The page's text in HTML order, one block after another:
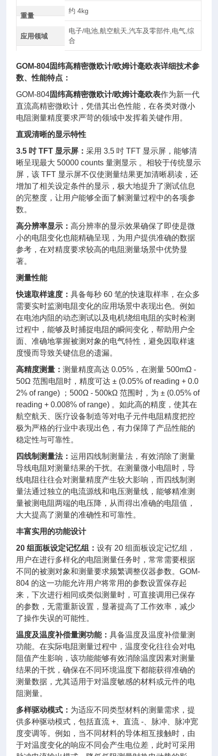
重量
约 4kg
应用领域
电子/电池,航空航天,汽车及零部件,电气,综
合
GOM-804固纬高精密微欧计/欧姆计毫欧表详细技术参
数、性能特点：
GOM-804固纬高精密微欧计/欧姆计毫欧表作为新一代
直流高精密微欧计，凭借其出色性能，在各类对微小
电阻测量精度要求严苛的领域中发挥着关键作用。
直观清晰的显示特性
3.5 吋 TFT 显示屏：采用 3.5 吋 TFT 显示屏，能够清
晰呈现最大 50000 counts 量测显示 。相较于传统显示
屏，该 TFT 显示屏不仅使测量结果更加清晰易读，还
增加了相关设定条件的显示，极大地提升了测试信息
的完整度，让用户能够全面了解测量过程中的各项参
数。
高分辨率显示：高分辨率的显示效果确保了即使是微
小的电阻变化也能精确呈现，为用户提供准确的数据
参考，在对精度要求较高的电阻测量场景中优势显
著。
测量性能
快速取样速度：具备每秒 60 笔的快速取样率，在众多
需要实时监测电阻变化的应用场景中表现出色。例如
在电池内阻的动态测试以及电机绕组电阻的实时检测
过程中，能够及时捕捉电阻的瞬间变化，帮助用户全
面、准确地掌握被测对象的电气特性，避免因取样速
度慢而导致关键信息的遗漏。
高精度测量：测量精度高达 0.05%，在测量 500mΩ -
50Ω 范围电阻时，精度可达 ± (0.05% of reading + 0.0
2% of range) ；500Ω - 500kΩ 范围时，为 ± (0.05% of
reading + 0.008% of range) 。如此高的精度，使其在
航空航天、医疗设备制造等对电子元件电阻精度把控
极为严格的行业中表现出色，有力保障了产品性能的
稳定性与可靠性。
四线制测量法：运用四线制测量法，有效消除了测量
导线电阻对测量结果的干扰。在测量微小电阻时，导
线电阻往往会对测量精度产生较大影响，而四线制测
量法通过独立的电流源线和电压测量线，能够精准测
量被测电阻两端的电压降，从而得出准确的电阻值，
大大提高了测量的准确性和可靠性。
丰富实用的功能设计
20 组面板设定记忆组：设有 20 组面板设定记忆组，
用户在进行多样化的电阻测量任务时，常常需要根据
不同的被测对象和测量要求频繁调整仪器参数。GOM-
804 的这一功能允许用户将常用的参数设置保存起
来，下次进行相同或类似测量时，可直接调用已保存
的参数，无需重新设置，显著提高了工作效率，减少
了操作失误的可能性。
温度及温度补偿量测功能：具备温度及温度补偿量测
功能。在实际电阻测量过程中，温度变化往往会对电
阻值产生影响，该功能能够有效消除温度因素对测量
结果的干扰，确保在不同环境温度下都能获得准确的
测量数据，尤其适用于对温度敏感的材料或元件的电
阻测量。
多样驱动模式： 为适应不同类型材料的测量需求，提
供多种驱动模式，包括直流 +、直流 -、脉冲、脉冲宽
度变调等。例如，当不同材料的导体相互接触时，由
于对温度变化的响应不同会产生电位差，此时可采用